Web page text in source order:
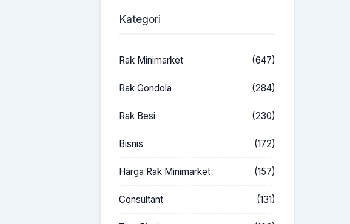
Kategori
Rak Minimarket (647)
Rak Gondola (284)
Rak Besi (230)
Bisnis (172)
Harga Rak Minimarket (157)
Consultant (131)